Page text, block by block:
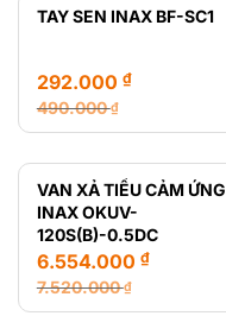
là:
tại
TAY SEN INAX BF-SC1
490.000₫
Giá
490.000 ₫.
292.000 ₫
Giá
là:
292.000 ₫.
VAN XẢ TIỂU CẢM ỨNG
INAX OKUV-
120S(B)-0.5DC
7.520.000₫
Giá
6.554.000 ₫
Giá